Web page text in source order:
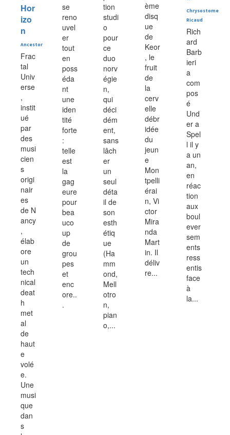
Hor
izo
n
Ancestor
Frac
tal
Univ
erse
,
instit
ué
par
des
musi
cien
s
origi
nair
es
de N
ancy
,
élab
ore
un
tech
nical
deat
h
met
al
de
haut
e
volé
e.
Une
musi
que
dan
s
se
reno
uvel
er
tout
en
poss
éda
nt
une
iden
tité
forte
:
telle
est
la
gag
eure
pour
bea
uco
up
de
grou
pes
et
enc
ore..
.
tion
studi
o
pour
ce
duo
norv
égie
n,
qui
déci
dém
ent,
sans
lâch
er
un
seul
déta
il de
son
esth
étiq
ue
(Ha
mm
ond,
Mell
otro
n,
pian
o,...
ème
disq
ue
de
Keor
, le
fruit
de
la
cerv
elle
débr
idée
du
jeun
e
Mon
tpelli
érai
n, Vi
ctor
Mira
nda
Mart
in. Il
déliv
re...
Chrysostome
Ricaud
Rich
ard
Barb
ieri
a
com
pos
é
Und
er a
Spel
l il y
a un
an,
en
réac
tion
aux
boul
ever
sem
ents
ress
entis
face
à
la...